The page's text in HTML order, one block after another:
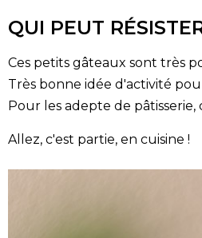
QUI PEUT
Ces petits gâteaux sont très
Très bonne idée d'activité
Pour les adepte de
Allez, c'est partie, en cuisine !